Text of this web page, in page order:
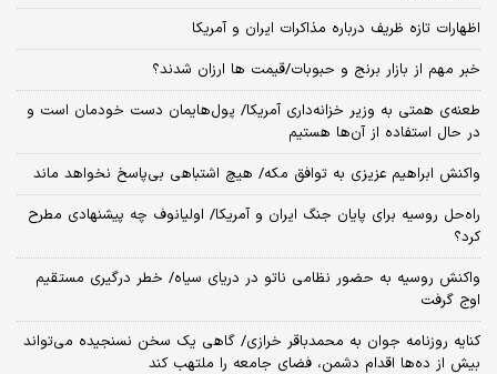
اظهارات تازه ظریف درباره مذاکرات ایران و آمریکا
خبر مهم از بازار برنج و حبوبات/قیمت ها ارزان شدند؟
طعنه‌ی‌ همتی به وزیر خزانه‌داری آمریکا/ پول‌هایمان دست خودمان است و
در حال استفاده از آن‌ها هستیم
واکنش ابراهیم عزیزی به توافق مکه/ هیچ اشتباهی بی‌پاسخ نخواهد ماند
راه‌حل روسیه برای پایان جنگ ایران و آمریکا/ اولیانوف چه پیشنهادی مطرح
کرد؟
واکنش روسیه به حضور نظامی ناتو در دریای سیاه/ خطر درگیری مستقیم
اوج گرفت
کنایه روزنامه جوان به محمدباقر خرازی/ گاهی یک سخن نسنجیده می‌تواند
بیش از ده‌ها اقدام دشمن، فضای جامعه را ملتهب کند